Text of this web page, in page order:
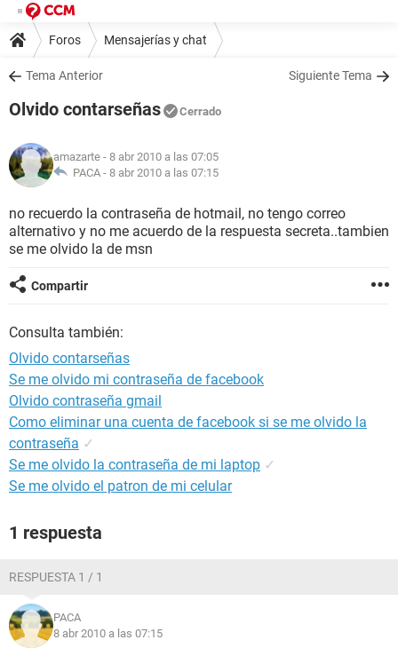
Foros Mensajerías y chat
Tema Anterior Siguiente Tema
Olvido contarseñas Cerrado
amazarte - 8 abr 2010 a las 07:05
PACA - 8 abr 2010 a las 07:15
no recuerdo la contraseña de hotmail, no tengo correo
alternativo y no me acuerdo de la respuesta secreta..tambien
se me olvido la de msn
Compartir
Consulta también:
Olvido contarseñas
Se me olvido mi contraseña de facebook
Olvido contraseña gmail
Como eliminar una cuenta de facebook si se me olvido la
contraseña ✓
Se me olvido la contraseña de mi laptop ✓
Se me olvido el patron de mi celular
1 respuesta
RESPUESTA 1 / 1
PACA
8 abr 2010 a las 07:15